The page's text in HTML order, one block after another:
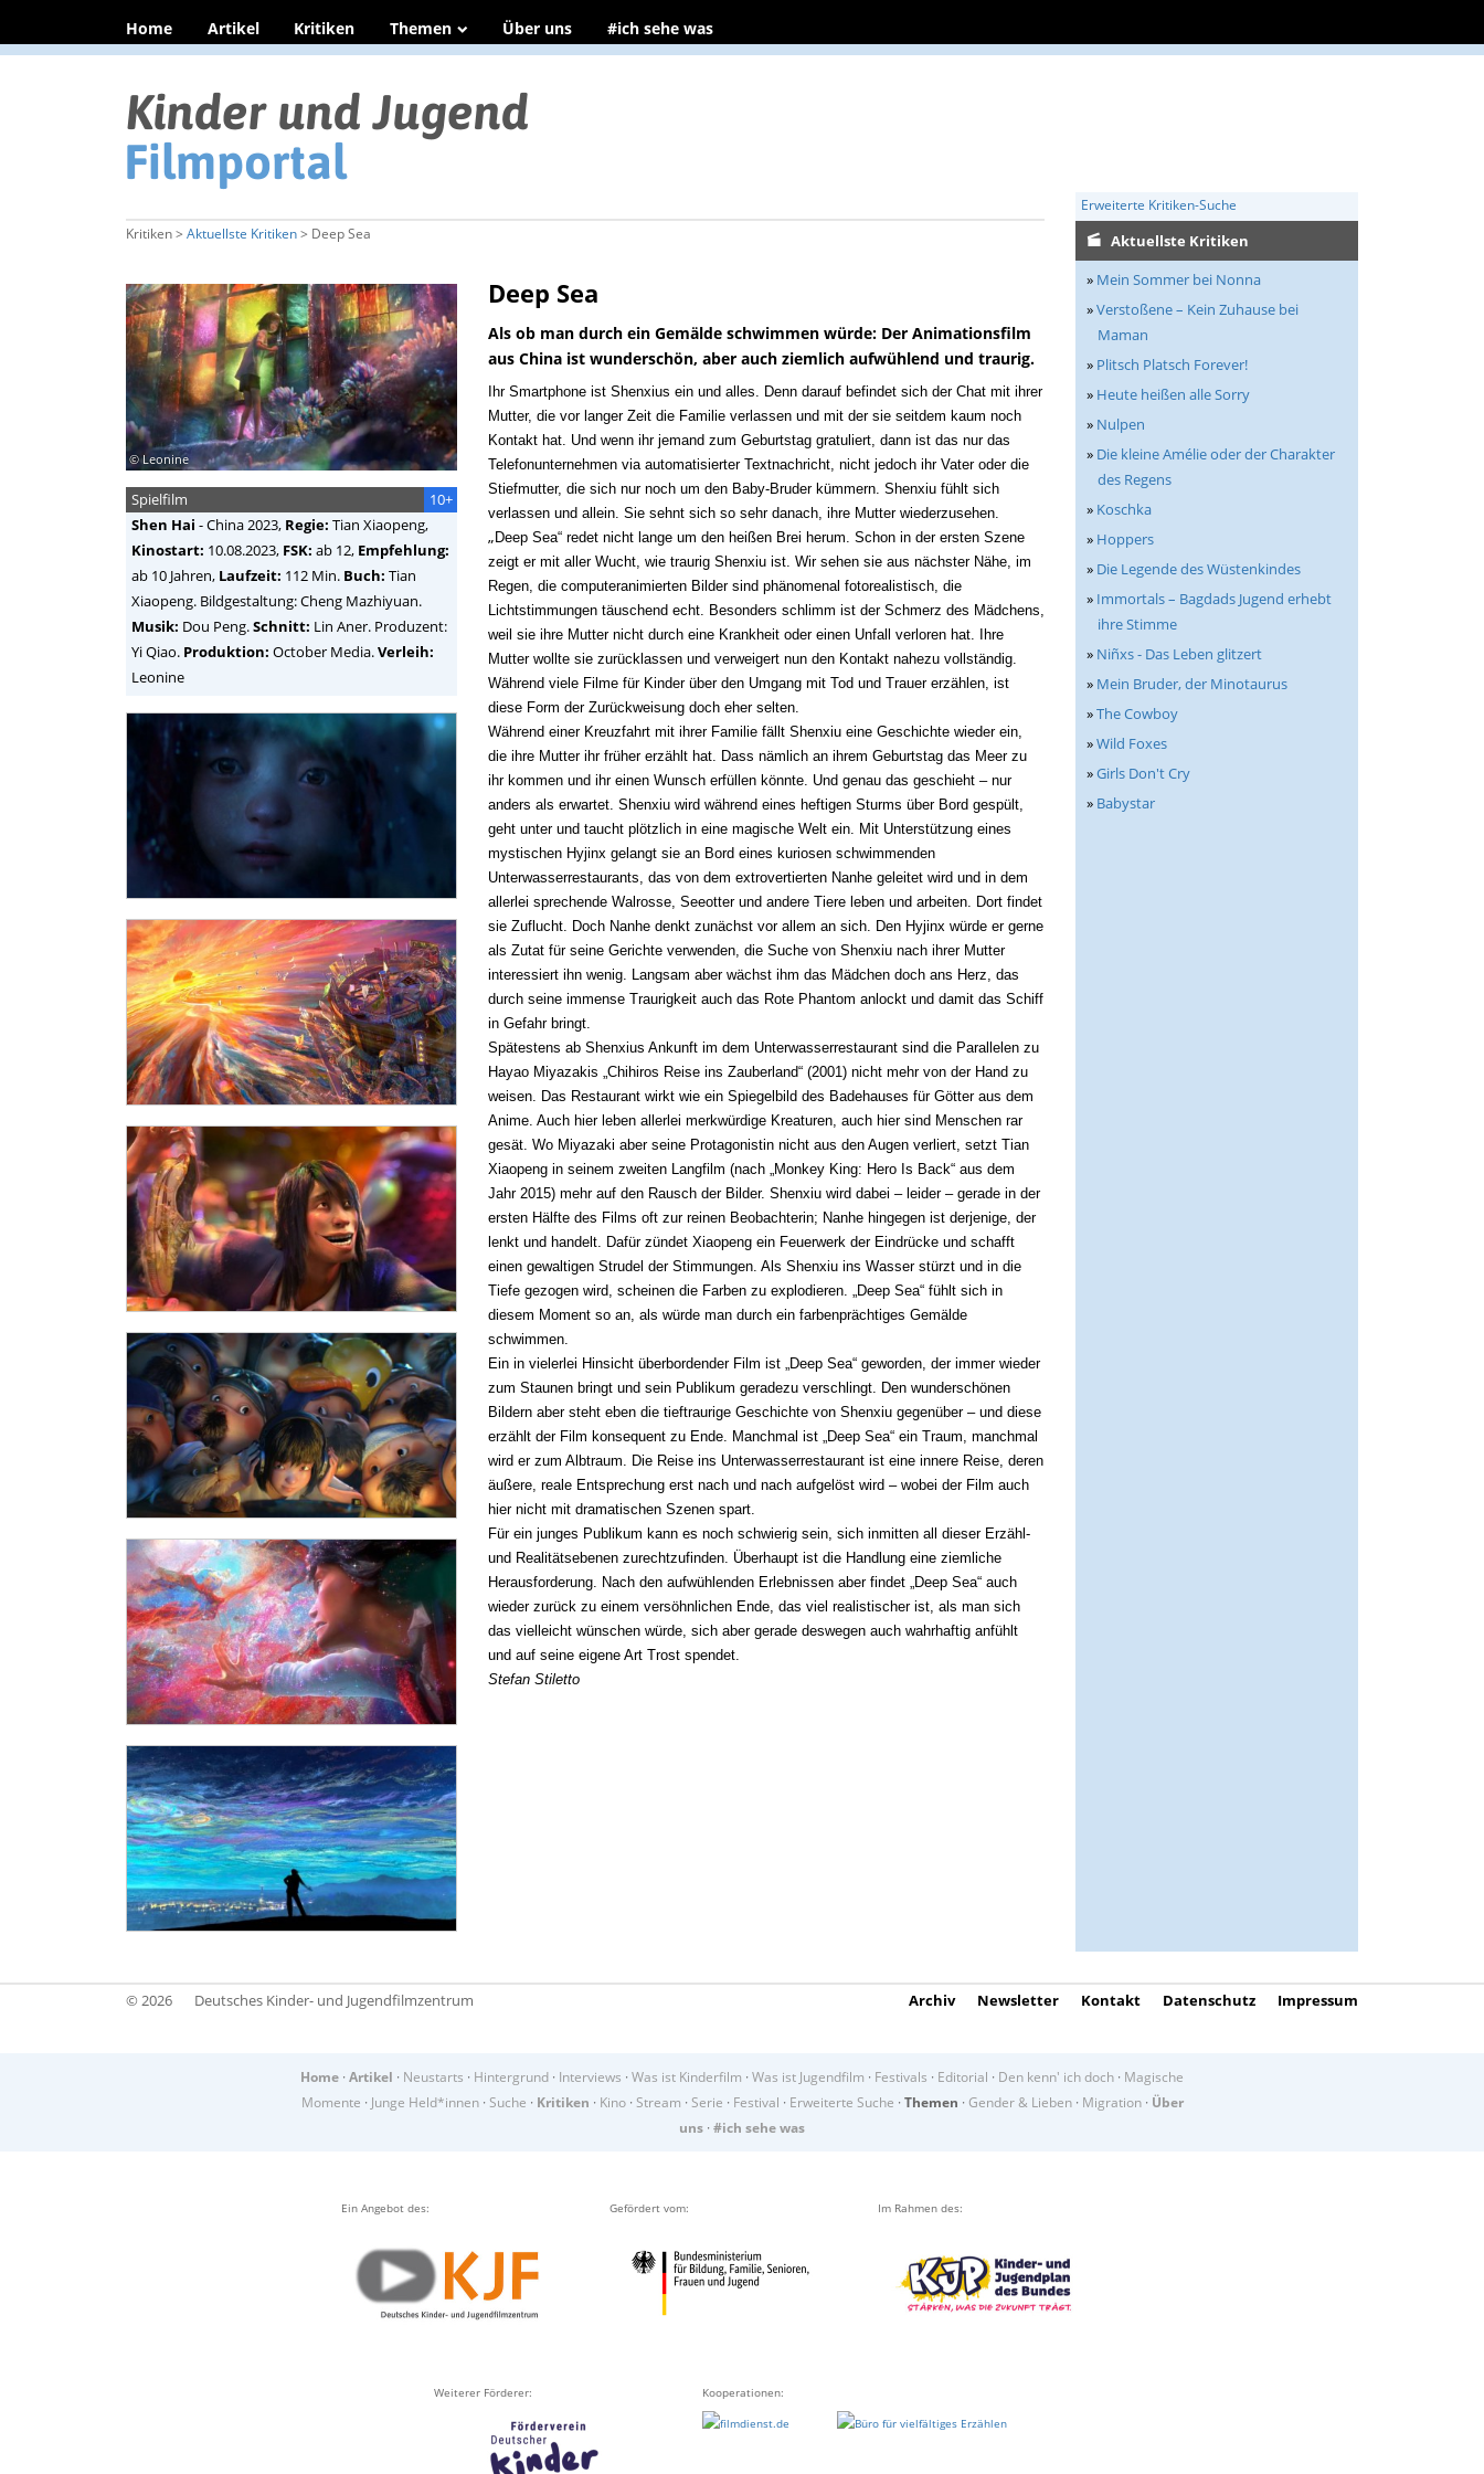
Home Artikel Kritiken Themen Über uns #ich sehe was
Erweiterte Kritiken-Suche
Kritiken > Aktuellste Kritiken> Deep Sea
Deep Sea
Als ob man durch ein Gemälde schwimmen würde: Der Animationsfilm
aus China ist wunderschön, aber auch ziemlich aufwühlend und traurig.
Ihr Smartphone ist Shenxius ein und alles. Denn darauf befindet sich der Chat mit ihrer
Mutter, die vor langer Zeit die Familie verlassen und mit der sie seitdem kaum noch
Kontakt hat. Und wenn ihr jemand zum Geburtstag gratuliert, dann ist das nur das
Telefonunternehmen via automatisierter Textnachricht, nicht jedoch ihr Vater oder die
Stiefmutter, die sich nur noch um den Baby-Bruder kümmern. Shenxiu fühlt sich
verlassen und allein. Sie sehnt sich so sehr danach, ihre Mutter wiederzusehen.
„ Deep Sea“ redet nicht lange um den heißen Brei herum. Schon in der ersten Szene
zeigt er mit aller Wucht, wie traurig Shenxiu ist. Wir sehen sie aus nächster Nähe, im
Regen, die computeranimierten Bilder sind phänomenal fotorealistisch, die
Lichtstimmungen täuschend echt. Besonders schlimm ist der Schmerz des Mädchens,
weil sie ihre Mutter nicht durch eine Krankheit oder einen Unfall verloren hat. Ihre
Mutter wollte sie zurücklassen und verweigert nun den Kontakt nahezu vollständig.
Während viele Filme für Kinder über den Umgang mit Tod und Trauer erzählen, ist
diese Form der Zurückweisung doch eher selten.
Während einer Kreuzfahrt mit ihrer Familie fällt Shenxiu eine Geschichte wieder ein,
die ihre Mutter ihr früher erzählt hat. Dass nämlich an ihrem Geburtstag das Meer zu
ihr kommen und ihr einen Wunsch erfüllen könnte. Und genau das geschieht – nur
anders als erwartet. Shenxiu wird während eines heftigen Sturms über Bord gespült,
geht unter und taucht plötzlich in eine magische Welt ein. Mit Unterstützung eines
mystischen Hyjinx gelangt sie an Bord eines kuriosen schwimmenden
Unterwasserrestaurants, das von dem extrovertierten Nanhe geleitet wird und in dem
allerlei sprechende Walrosse, Seeotter und andere Tiere leben und arbeiten. Dort findet
sie Zuflucht. Doch Nanhe denkt zunächst vor allem an sich. Den Hyjinx würde er gerne
als Zutat für seine Gerichte verwenden, die Suche von Shenxiu nach ihrer Mutter
interessiert ihn wenig. Langsam aber wächst ihm das Mädchen doch ans Herz, das
durch seine immense Traurigkeit auch das Rote Phantom anlockt und damit das Schiff
in Gefahr bringt.
Spätestens ab Shenxius Ankunft im dem Unterwasserrestaurant sind die Parallelen zu
Hayao Miyazakis „Chihiros Reise ins Zauberland“ (2001) nicht mehr von der Hand zu
weisen. Das Restaurant wirkt wie ein Spiegelbild des Badehauses für Götter aus dem
Anime. Auch hier leben allerlei merkwürdige Kreaturen, auch hier sind Menschen rar
gesät. Wo Miyazaki aber seine Protagonistin nicht aus den Augen verliert, setzt Tian
Xiaopeng in seinem zweiten Langfilm (nach „Monkey King: Hero Is Back“ aus dem
Jahr 2015) mehr auf den Rausch der Bilder. Shenxiu wird dabei – leider – gerade in der
ersten Hälfte des Films oft zur reinen Beobachterin; Nanhe hingegen ist derjenige, der
lenkt und handelt. Dafür zündet Xiaopeng ein Feuerwerk der Eindrücke und schafft
einen gewaltigen Strudel der Stimmungen. Als Shenxiu ins Wasser stürzt und in die
Tiefe gezogen wird, scheinen die Farben zu explodieren. „Deep Sea“ fühlt sich in
diesem Moment so an, als würde man durch ein farbenprächtiges Gemälde
schwimmen.
Ein in vielerlei Hinsicht überbordender Film ist „Deep Sea“ geworden, der immer wieder
zum Staunen bringt und sein Publikum geradezu verschlingt. Den wunderschönen
Bildern aber steht eben die tieftraurige Geschichte von Shenxiu gegenüber – und diese
erzählt der Film konsequent zu Ende. Manchmal ist „Deep Sea“ ein Traum, manchmal
wird er zum Albtraum. Die Reise ins Unterwasserrestaurant ist eine innere Reise, deren
äußere, reale Entsprechung erst nach und nach aufgelöst wird – wobei der Film auch
hier nicht mit dramatischen Szenen spart.
Für ein junges Publikum kann es noch schwierig sein, sich inmitten all dieser Erzähl-
und Realitätsebenen zurechtzufinden. Überhaupt ist die Handlung eine ziemliche
Herausforderung. Nach den aufwühlenden Erlebnissen aber findet „Deep Sea“ auch
wieder zurück zu einem versöhnlichen Ende, das viel realistischer ist, als man sich
das vielleicht wünschen würde, sich aber gerade deswegen auch wahrhaftig anfühlt
und auf seine eigene Art Trost spendet.
Stefan Stiletto
© Leonine
10+
Spielfilm
Shen Hai -China2023, Regie: Tian Xiaopeng,
Kinostart: 10.08.2023, FSK: ab 12, Empfehlung:
ab 10 Jahren, Laufzeit: 112 Min. Buch: Tian
Xiaopeng. Bildgestaltung: Cheng Mazhiyuan.
Musik: Dou Peng.Schnitt: Lin Aner. Produzent:
Yi Qiao. Produktion: October Media.Verleih:
Leonine
Aktuellste Kritiken
» Mein Sommer bei Nonna
»Verstoßene – Kein Zuhause bei
Maman
» Plitsch Platsch Forever!
» Heute heißen alle Sorry
» Nulpen
» Die kleine Amélie oder der Charakter
des Regens
» Koschka
» Hoppers
» Die Legende des Wüstenkindes
» Immortals – Bagdads Jugend erhebt
ihre Stimme
» Niñxs - Das Leben glitzert
» Mein Bruder, der Minotaurus
»The Cowboy
»Wild Foxes
»Girls Don't Cry
» Babystar
© 2026 Deutsches Kinder- und Jugendfilmzentrum Archiv Newsletter Kontakt Datenschutz Impressum
Home · Artikel · Neustarts · Hintergrund · Interviews · Was ist Kinderfilm · Was ist Jugendfilm · Festivals · Editorial · Den kenn' ich doch · Magische
Momente · Junge Held*innen· Suche · Kritiken · Kino· Stream · Serie · Festival · Erweiterte Suche · Themen · Gender & Lieben· Migration· Über
uns · #ich sehe was
Ein Angebot des: Gefördert vom: Im Rahmen des:
Weiterer Förderer: Kooperationen: